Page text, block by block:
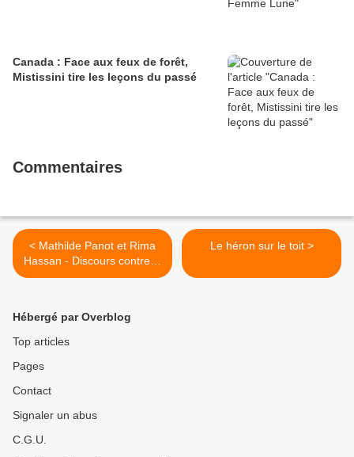
Canada : Face aux feux de forêt,
Mistissini tire les leçons du passé
Commentaires
< Mathilde Panot et Rima
Hassan - Discours contre la
censure
Le héron sur le toit >
Hébergé par Overblog
Top articles
Pages
Contact
Signaler un abus
C.G.U.